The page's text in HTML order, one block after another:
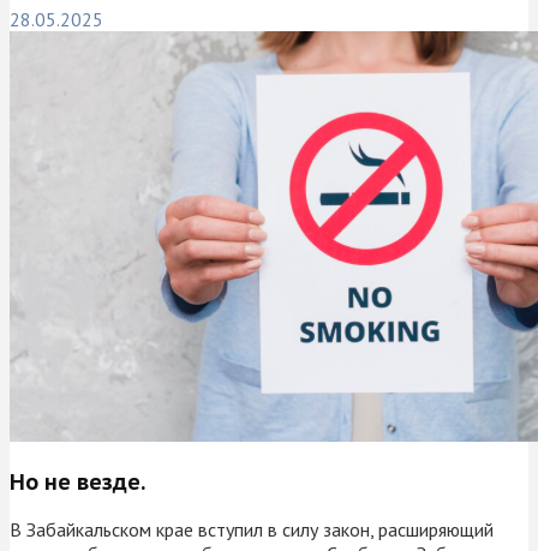
28.05.2025
Но не везде.
В Забайкальском крае вступил в силу закон, расширяющий